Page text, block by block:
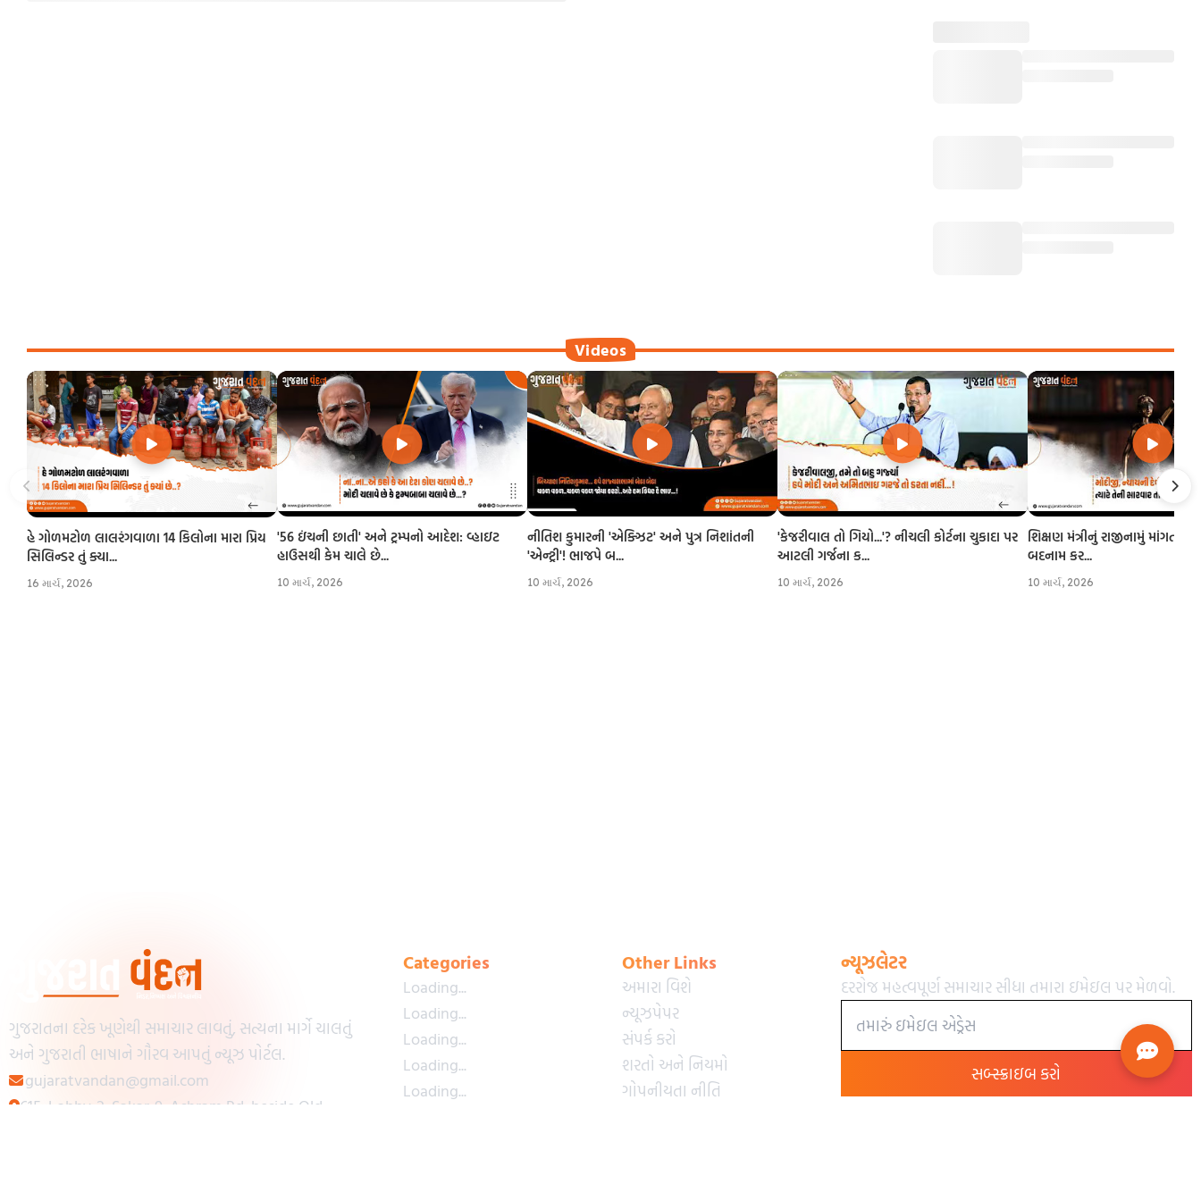
Videos
હે ગોળમટોળ લાલરંગવાળા 14 કિલોના મારા પ્રિય
સિલિન્ડર તું ક્યા...
16 માર્ચ, 2026
'56 ઇંચની છાતી' અને ટ્રમ્પનો આદેશ: વ્હાઇટ
હાઉસથી કેમ ચાલે છે...
10 માર્ચ, 2026
નીતિશ કુમારની 'એક્ઝિટ' અને પુત્ર નિશાંતની
'એન્ટ્રી'! ભાજપે બ...
10 માર્ચ, 2026
'કેજરીવાલ તો ગિયો...'? નીચલી કોર્ટના ચુકાદા પર
આટલી ગર્જના ક...
10 માર્ચ, 2026
શિક્ષણ મંત્રીનું રાજીનામું માંગતા
બદનામ કર...
10 માર્ચ, 2026
ગુજરાતના દરેક ખૂણેથી સમાચાર લાવતું, સત્યના માર્ગે ચાલતું
અને ગુજરાતી ભાષાને ગૌરવ આપતું ન્યૂઝ પોર્ટલ.
gujaratvandan@gmail.com
615, Lobby-2, Sakar-9, Ashram Rd, beside Old
Categories
Loading...
Loading...
Loading...
Loading...
Loading...
Other Links
અમારા વિશે
ન્યૂઝપેપર
સંપર્ક કરો
શરતો અને નિયમો
ગોપનીયતા નીતિ
ન્યૂઝલેટર
દરરોજ મહત્વપૂર્ણ સમાચાર સીધા તમારા ઇમેઇલ પર મેળવો.
સબ્સ્ક્રાઇબ કરો